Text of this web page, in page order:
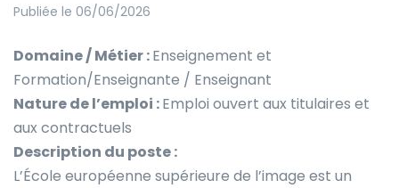
Publiée le 06/06/2026
Domaine / Métier :Enseignement et
Formation/Enseignante / Enseignant
Nature de l’emploi :Emploi ouvert aux titulaires et
aux contractuels
Description du poste :
L’École européenne supérieure de l’image est un